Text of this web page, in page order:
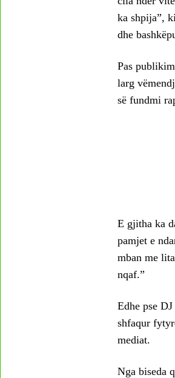
ka shpija”,
dhe
Pas
larg
së fundmi
E gjitha ka
pamjet e
mban me
nqaf.”
Edhe pse
shfaqur
mediat.
Nga biseda